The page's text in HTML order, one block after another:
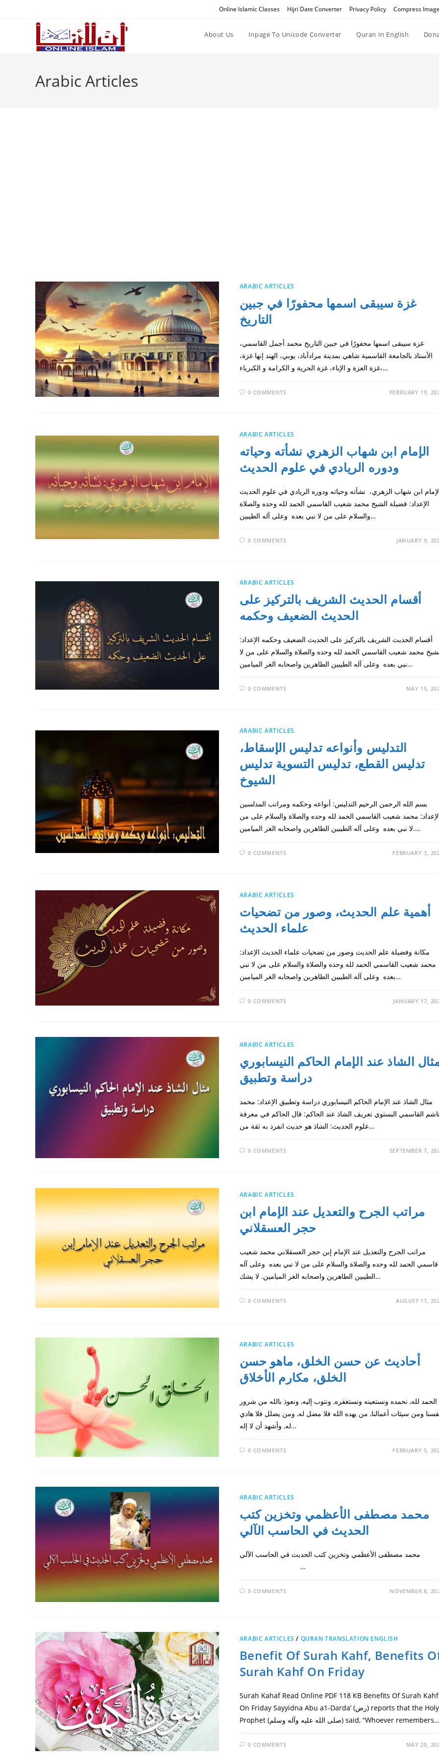
Online Islamic Classes Hijri Date Converter Privacy Policy Compress Image
About Us Inpage To Unicode Converter Quran In English
Arabic Articles
ARABIC ARTICLES
غزة سيبقى اسمها محفورًا في جبين
التاريخ
غزة سيبقى اسمها محفورًا في جبين التاريخ محمد أجمل القاسمي،
الأستاذ بالجامعة القاسمية شاهي بمدينة مرادآباد، يوبي، الهند إنها غزة،
غزة العزة و الإباء، غزة الحرية و الكرامة و الكبرياء،…
0 COMMENTS FEBRUARY 19,
ARABIC ARTICLES
الإمام ابن شهاب الزهري نشأته وحياته
ودوره الريادي في علوم الحديث
ابن شهاب الزهري، نشأته وحياته ودوره الريادي في علوم الحديث
الإعداد: فضيلة الشيخ محمد شعيب القاسمي الحمد لله وحده والصلاة
والسلام على من لا نبي بعده وعلى آله الطيبين…
0 COMMENTS JANUARY 9,
ARABIC ARTICLES
أقسام الحديث الشريف بالتركيز على
الحديث الضعيف وحكمه
أقسام الحديث الشريف بالتركيز على الحديث الضعيف وحكمه الإعداد:
محمد شعيب القاسمي الحمد لله وحده والصلاة والسلام على من لا
نبي بعده وعلى آله الطيبين الطاهرين واصحابه الغر الميامين…
0 COMMENTS MAY 15,
ARABIC ARTICLES
التدليس وأنواعه تدليس الإسقاط،
تدليس القطع، تدليس التسوية تدليس
الشيوخ
بسم الله الرحمن الرحيم التدليس: أنواعه وحكمه ومراتب المدلسين
محمد شعيب القاسمي الحمد لله وحده والصلاة والسلام على من
لا نبي بعده وعلى آله الطيبين الطاهرين واصحابه الغر الميامين.…
0 COMMENTS FEBRUARY 3,
ARABIC ARTICLES
أهمية علم الحديث، وصور من تضحيات
علماء الحديث
مكانة وفضيلة علم الحديث وصور من تضحيات علماء الحديث الإعداد:
محمد شعيب القاسمي الحمد لله وحده والصلاة والسلام على من لا نبي
بعده وعلى آله الطيبين الطاهرين واصحابه الغر الميامين…
0 COMMENTS JANUARY 17,
ARABIC ARTICLES
الشاذ عند الإمام الحاكم النيسابوري
دراسة وتطبيق
مثال الشاذ عند الإمام الحاكم النيسابوري دراسة وتطبيق الإعداد: محمد
القاسمي البستوي تعريف الشاذ عند الحاكم: قال الحاكم في معرفة
علوم الحديث: الشاذ هو حديث انفرد به ثقة من…
0 COMMENTS SEPTEMBER 7,
ARABIC ARTICLES
مراتب الجرح والتعديل عند الإمام ابن
حجر العسقلاني
مراتب الجرح والتعديل عند الإمام إبن حجر العسقلاني محمد شعيب
قاسمي الحمد لله وحده والصلاة والسلام على من لا نبي بعده وعلى آله
الطيبين الطاهرين واصحابه الغر الميامين. لا يشك…
0 COMMENTS AUGUST 17,
ARABIC ARTICLES
أحاديث عن حسن الخلق، ماهو حسن
الخلق، مكارم الأخلاق
الحمد لله, نحمده ونستعينه ونستغفره, ونتوب إليه, ونعوذ بالله من شرور
ومن سيئات أعمالنا, من يهده الله فلا مضل له, ومن يضلل فلا هادي
له, وأشهد أن لا إله…
0 COMMENTS FEBRUARY 5,
ARABIC ARTICLES
محمد مصطفى الأعظمي وتخزين كتب
الحديث في الحاسب الآلي
محمد مصطفى الأعظمي وتخزين كتب الحديث في الحاسب الآلي
…
0 COMMENTS NOVEMBER 8,
ARABIC ARTICLES / QURAN TRANSLATION ENGLISH
Benefit Of Surah Kahf, Benefits
Surah Kahf On Friday
Surah Kahaf Read Online PDF 118 KB Benefits Of Surah Kahf
On Friday Sayyidna Abu a1-Darda’ (رض) reports that the Holy
Prophet (صلى الله عليه وآله وسلم) said, “Whoever remembers…
0 COMMENTS MAY 20,